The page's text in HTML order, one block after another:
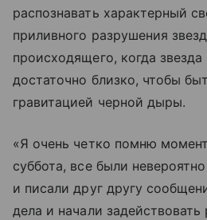
распознавать характерный
приливного разрушения
происходящего, когда
достаточно близко, чтобы
гравитацией черной дыры.
«Я очень четко помню
суббота, все были
и писали друг другу
дела и начали